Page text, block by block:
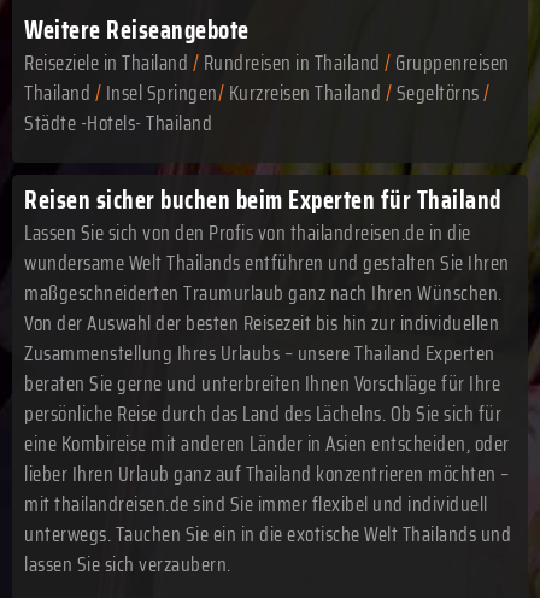
Weitere Reiseangebote
Reiseziele in Thailand/Rundreisen in Thailand/Gruppenreisen
Thailand/Insel Springen/Kurzreisen Thailand/Segeltörns/
Städte -Hotels- Thailand
Reisen sicher buchen beim Experten für Thailand
Lassen Sie sich von den Profis von thailandreisen.de in die
wundersame Welt Thailands entführen und gestalten Sie Ihren
maßgeschneiderten Traumurlaub ganz nach Ihren Wünschen.
Von der Auswahl der besten Reisezeit bis hin zur individuellen
Zusammenstellung Ihres Urlaubs – unsere Thailand Experten
beraten Sie gerne und unterbreiten Ihnen Vorschläge für Ihre
persönliche Reise durch das Land des Lächelns. Ob Sie sich für
eine Kombireise mit anderen Länder in Asien entscheiden, oder
lieber Ihren Urlaub ganz auf Thailand konzentrieren möchten –
mit thailandreisen.de sind Sie immer flexibel und individuell
unterwegs. Tauchen Sie ein in die exotische Welt Thailands und
lassen Sie sich verzaubern.